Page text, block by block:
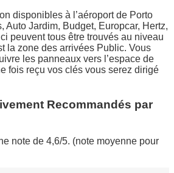
disponibles à l’aéroport de Porto
Auto Jardim, Budget, Europcar, Hertz,
peuvent tous être trouvés au niveau
la zone des arrivées Public. Vous
les panneaux vers l’espace de
fois reçu vos clés vous serez dirigé
Recommandés par
note de 4,6/5. (note moyenne pour